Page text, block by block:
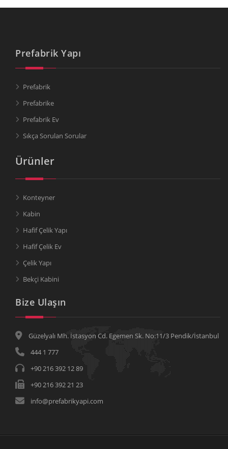
Prefabrik Yapı
Prefabrik
Prefabrike
Prefabrik Ev
Sıkça Sorulan Sorular
Ürünler
Konteyner
Kabin
Hafif Çelik Yapı
Hafif Çelik Ev
Çelik Yapı
Bekçi Kabini
Bize Ulaşın
Güzelyalı Mh. İstasyon Cd. Egemen Sk. No:11/3 Pendik/İstanbul
444 1 777
+90 216 392 12 89
+90 216 392 21 23
info@prefabrikyapi.com